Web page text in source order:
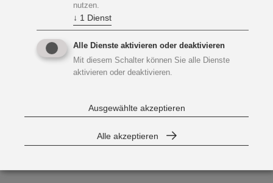
nutzen.
↓ 1 Dienst
Alle Dienste aktivieren oder deaktivieren
Mit diesem Schalter können Sie alle Dienste
aktivieren oder deaktivieren.
Ausgewählte akzeptieren
Alle akzeptieren